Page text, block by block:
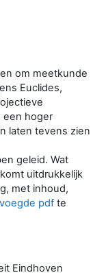
om meetkunde
Euclides,
een hoger
laten tevens zien
geleid. Wat
uitdrukkelijk
met inhoud,
pdf te
Eindhoven